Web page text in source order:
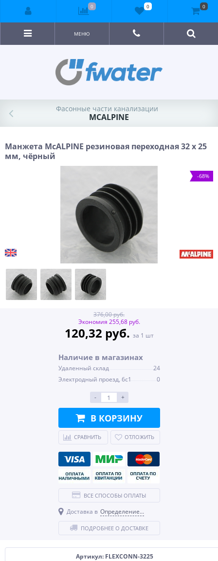
МЕНЮ
Фасонные части канализации
MCALPINE
Манжета McALPINE резиновая переходная 32 х 25
мм, чёрный
-68%
Артикул: FLEXCONN-3225
376,00 руб.
Экономия 255,68 руб.
120,32 руб. за 1 шт
Наличие в магазинах
Удаленный склад
24
Электродный проезд, 6с1
0
- +
В КОРЗИНУ
СРАВНИТЬ ОТЛОЖИТЬ
ВСЕ СПОСОБЫ ОПЛАТЫ
Доставка в Определение...
ПОДРОБНЕЕ О ДОСТАВКЕ
0 0 0